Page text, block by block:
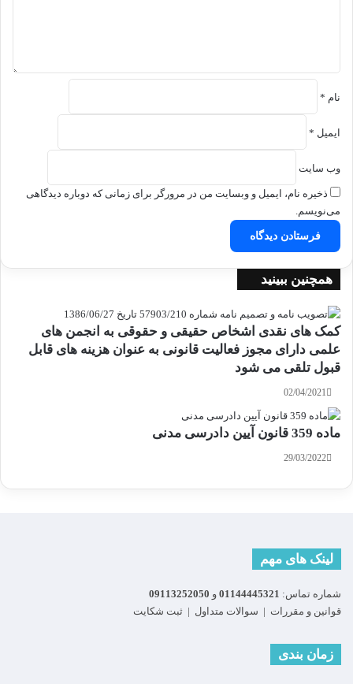
نام *
ایمیل *
وب‌ سایت
ذخیره نام، ایمیل و وبسایت من در مرورگر برای زمانی که دوباره دیدگاهی
می‌نویسم.
همچنین ببینید
کمک های نقدی اشخاص حقیقی و حقوقی به انجمن های
علمی دارای مجوز فعالیت قانونی به عنوان هزینه های قابل
قبول تلقی می شود
02/04/2021
ماده 359 قانون آیین دادرسی مدنی
29/03/2022
لینک های مهم
شماره تماس: 01144445321 و 09113252050
قوانین و مقررات | سوالات متداول | ثبت شکایت
زمان بندی